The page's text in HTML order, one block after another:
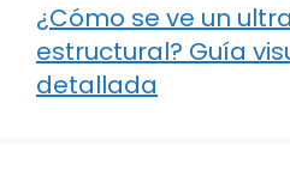
¿Cómo se ve un
estructural? Guía
detallada